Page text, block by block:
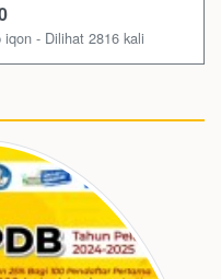
- Dilihat 2816 kali